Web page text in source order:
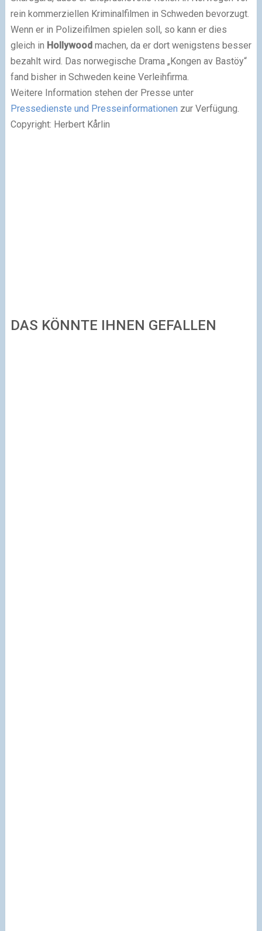
rein kommerziellen Kriminalfilmen in Schweden bevorzugt.
Wenn er in Polizeifilmen spielen soll, so kann er dies
gleich in Hollywoodmachen, da er dort wenigstens besser
bezahlt wird. Das norwegische Drama „Kongen av Bastöy“
fand bisher in Schweden keine Verleihfirma.
Weitere Information stehen der Presse unter
Pressedienste und Presseinformationen zur Verfügung.
Copyright: Herbert Kårlin
DAS KÖNNTE IHNEN GEFALLEN